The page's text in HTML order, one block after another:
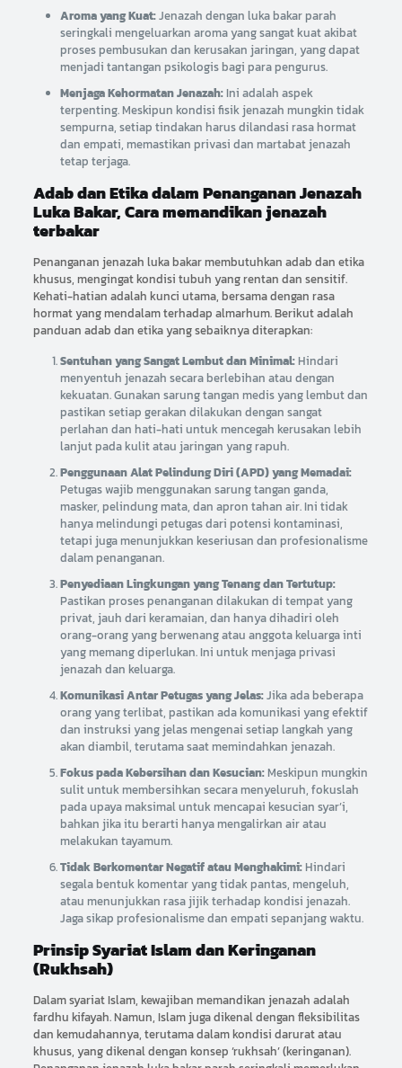
Aroma yang Kuat:Jenazah dengan luka bakar parah
seringkali mengeluarkan aroma yang sangat kuat akibat
proses pembusukan dan kerusakan jaringan, yang dapat
menjadi tantangan psikologis bagi para pengurus.
Menjaga Kehormatan Jenazah:Ini adalah aspek
terpenting. Meskipun kondisi fisik jenazah mungkin tidak
sempurna, setiap tindakan harus dilandasi rasa hormat
dan empati, memastikan privasi dan martabat jenazah
tetap terjaga.
Adab dan Etika dalam Penanganan Jenazah
Luka Bakar, Cara memandikan jenazah
terbakar
Penanganan jenazah luka bakar membutuhkan adab dan etika
khusus, mengingat kondisi tubuh yang rentan dan sensitif.
Kehati-hatian adalah kunci utama, bersama dengan rasa
hormat yang mendalam terhadap almarhum. Berikut adalah
panduan adab dan etika yang sebaiknya diterapkan:
Sentuhan yang Sangat Lembut dan Minimal:Hindari
menyentuh jenazah secara berlebihan atau dengan
kekuatan. Gunakan sarung tangan medis yang lembut dan
pastikan setiap gerakan dilakukan dengan sangat
perlahan dan hati-hati untuk mencegah kerusakan lebih
lanjut pada kulit atau jaringan yang rapuh.
Penggunaan Alat Pelindung Diri (APD) yang Memadai:
Petugas wajib menggunakan sarung tangan ganda,
masker, pelindung mata, dan apron tahan air. Ini tidak
hanya melindungi petugas dari potensi kontaminasi,
tetapi juga menunjukkan keseriusan dan profesionalisme
dalam penanganan.
Penyediaan Lingkungan yang Tenang dan Tertutup:
Pastikan proses penanganan dilakukan di tempat yang
privat, jauh dari keramaian, dan hanya dihadiri oleh
orang-orang yang berwenang atau anggota keluarga inti
yang memang diperlukan. Ini untuk menjaga privasi
jenazah dan keluarga.
Komunikasi Antar Petugas yang Jelas:Jika ada beberapa
orang yang terlibat, pastikan ada komunikasi yang efektif
dan instruksi yang jelas mengenai setiap langkah yang
akan diambil, terutama saat memindahkan jenazah.
Fokus pada Kebersihan dan Kesucian:Meskipun mungkin
sulit untuk membersihkan secara menyeluruh, fokuslah
pada upaya maksimal untuk mencapai kesucian syar’i,
bahkan jika itu berarti hanya mengalirkan air atau
melakukan tayamum.
Tidak Berkomentar Negatif atau Menghakimi:Hindari
segala bentuk komentar yang tidak pantas, mengeluh,
atau menunjukkan rasa jijik terhadap kondisi jenazah.
Jaga sikap profesionalisme dan empati sepanjang waktu.
Prinsip Syariat Islam dan Keringanan
(Rukhsah)
Dalam syariat Islam, kewajiban memandikan jenazah adalah
fardhu kifayah. Namun, Islam juga dikenal dengan fleksibilitas
dan kemudahannya, terutama dalam kondisi darurat atau
khusus, yang dikenal dengan konsep ‘rukhsah’ (keringanan).